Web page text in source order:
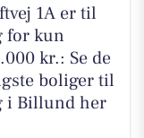
1A er til
for kun
kr.: Se de
boliger til
i Billund her